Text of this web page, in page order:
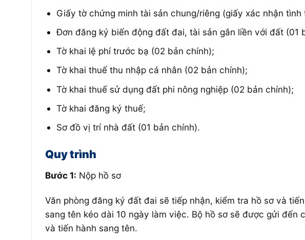
Giấy tờ chứng minh tài sản chung/riêng (giấy xác nhận
Đơn đăng ký biến động đất đai, tài sản gắn liền với đất (01
Tờ khai lệ phí trước bạ (02 bản chính);
Tờ khai thuế thu nhập cá nhân (02 bản chính);
Tờ khai thuế sử dụng đất phi nông nghiệp (02 bản chính);
Tờ khai đăng ký thuế;
Sơ đồ vị trí nhà đất (01 bản chính).
Quy trình
Bước 1: Nộp hồ sơ
Văn phòng đăng ký đất đai sẽ tiếp nhận, kiểm tra hồ sơ và
sang tên kéo dài 10 ngày làm việc. Bộ hồ sơ sẽ được gửi
và tiến hành sang tên.